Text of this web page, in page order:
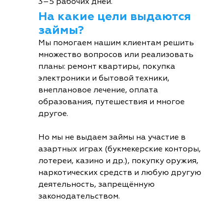
На какие цели выдаются
займы?
Мы помогаем нашим клиентам решить
множество вопросов или реализовать
планы: ремонт квартиры, покупка
электроники и бытовой техники,
внеплановое лечение, оплата
образования, путешествия и многое
другое.
Но мы не выдаем займы на участие в
азартных играх (букмекерские конторы,
лотереи, казино и др.), покупку оружия,
наркотических средств и любую другую
деятельность, запрещённую
законодательством.